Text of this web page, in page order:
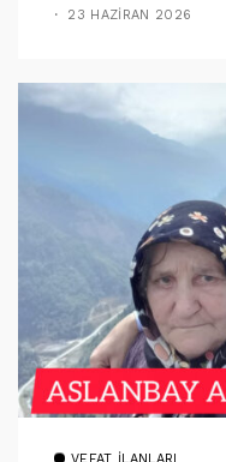
23 HAZIRAN 2026
VEFAT İLANLARI